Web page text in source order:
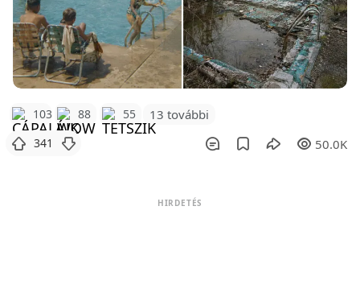
103 88 55 13 további
341 50.0K
HIRDETÉS